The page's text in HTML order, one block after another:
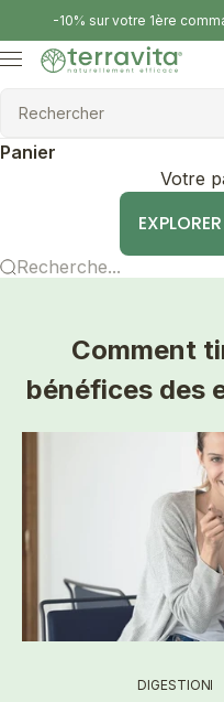
Passer au contenu
-10% sur votre 1ère
Terravita
Rechercher
Rechercher
Menu
Panier
Votre
Recherche...
Comment
bénéfices des
DIGESTION